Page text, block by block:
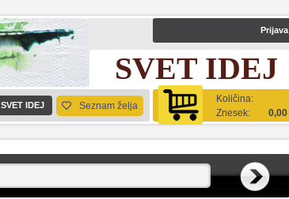
Prijava
SVET IDEJ
Količina:
Znesek:
0,00
SVET IDEJ Seznam želja